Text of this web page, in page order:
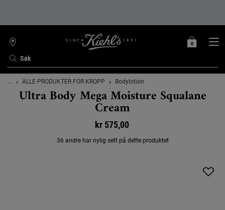
Søk
FINN
BUTIKK
MIN
0
0 PRODUKT
Main content
... ALLE PRODUKTER FOR KROPP Bodylotion
Ultra Body Mega Moisture Squalane
Cream
kr 575,00
36 andre har nylig sett på dette produktet